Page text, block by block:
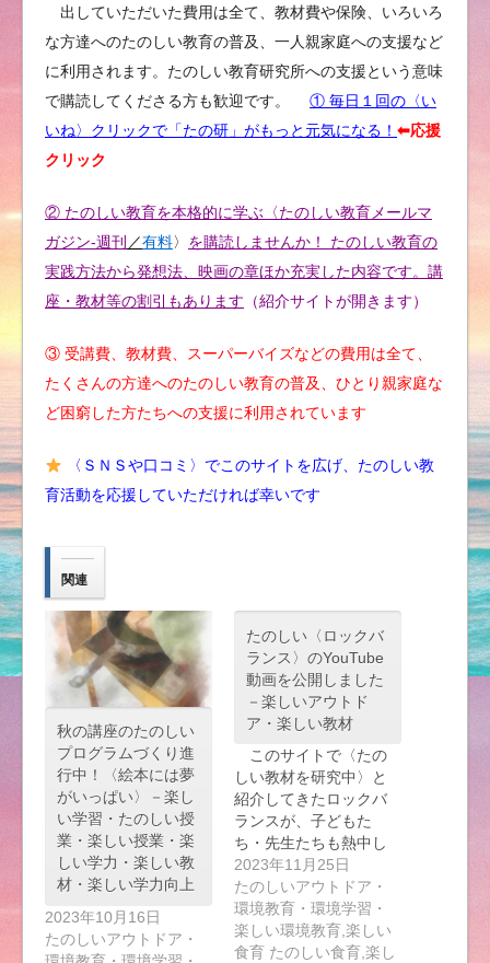
出していただいた費用は全て、教材費や保険、いろいろ
な方達へのたのしい教育の普及、一人親家庭への支援など
に利用されます。たのしい教育研究所への支援という意味
で購読してくださる方も歓迎です。 ① 毎日１回の〈い
いね〉クリックで「たの研」がもっと元気になる！ ⬅︎応援
クリック
② たのしい教育を本格的に学ぶ〈たのしい教育メールマ
ガジン-週刊 ／有料〉 を購読しませんか！ たのしい教育の
実践方法から発想法、映画の章ほか充実した内容です。講
座・教材等の割引もあります （紹介サイトが開きます）
③ 受講費、教材費、スーパーバイズなどの費用は全て、
たくさんの方達へのたのしい教育の普及、ひとり親家庭な
ど困窮した方たちへの支援に利用されています
〈ＳＮＳや口コミ〉でこのサイトを広げ、たのしい教
育活動を応援していただければ幸いです
関連
秋の講座のたのしい
プログラムづくり進
行中！〈絵本には夢
がいっぱい〉－楽し
い学習・たのしい授
業・楽しい授業・楽
しい学力・楽しい教
材・楽しい学力向上
2023年10月16日
たのしいアウトドア・
たのしい〈ロックバ
ランス〉のYouTube
動画を公開しました
－楽しいアウトド
ア・楽しい教材
このサイトで〈たの
しい教材を研究中〉と
紹介してきたロックバ
ランスが、子どもた
ち・先生たちも熱中し
て…
2023年11月25日
たのしいアウトドア・
環境教育・環境学習・
楽しい環境教育,楽しい
食育 たのしい食育,楽し